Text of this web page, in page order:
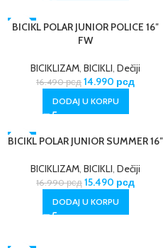
-9%
BICIKL POLAR JUNIOR POLICE 16″
FW
BICIKLIZAM, BICIKLI, Dečiji
16.490рсд 14.990 рсд
DODAJ U KORPU
-9%
BICIKL POLAR JUNIOR SUMMER 16″
BICIKLIZAM, BICIKLI, Dečiji
16.990рсд 15.490 рсд
DODAJ U KORPU